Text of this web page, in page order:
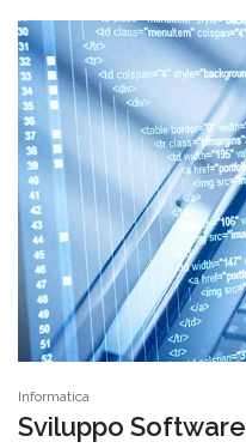
Informatica
Sviluppo Software